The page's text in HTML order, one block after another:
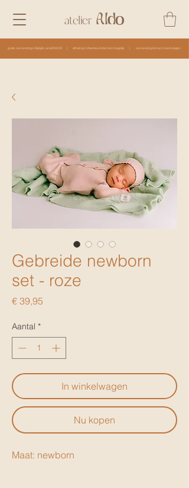
atelier Aldo
gratis verzending in België vanaf €50,00 | afhaling in Vlaamse Ardennen mogelijk | verzending binnen 2 werkdagen
Gebreide newborn
set - roze
€ 39,95
Aantal *
In winkelwagen
Nu kopen
Maat: newborn